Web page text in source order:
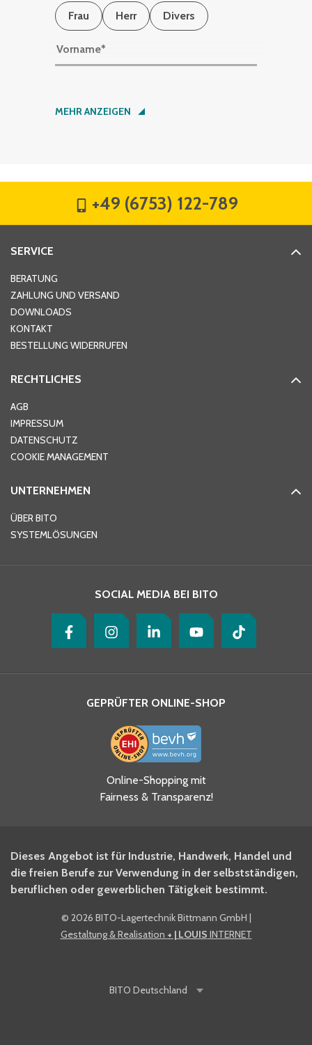
Frau
Herr Divers
Vorname*
Nachname*
Hausnummer
Ort*
Telefon
Ja, ich habe die
Datenschutzhinweise gelesen
und akzeptiere diese.
BITO Newsletter Fachwissen
Intralogistiker anmelden.
Ja, ich möchte mich für den
BITO Shop-Newsletter
MEHR ANZEIGEN
+49 (6753) 122-789
SERVICE
BERATUNG
ZAHLUNG UND VERSAND
DOWNLOADS
KONTAKT
BESTELLUNG WIDERRUFEN
RECHTLICHES
AGB
IMPRESSUM
DATENSCHUTZ
COOKIE MANAGEMENT
UNTERNEHMEN
ÜBER BITO
SYSTEMLÖSUNGEN
SOCIAL MEDIA BEI BITO
GEPRÜFTER ONLINE-SHOP
Online-Shopping mit
Fairness & Transparenz!
Dieses Angebot ist für Industrie, Handwerk, Handel und
die freien Berufe zur Verwendung in der selbstständigen,
beruflichen oder gewerblichen Tätigkeit bestimmt.
© 2026 BITO-Lagertechnik Bittmann GmbH |
Gestaltung & Realisation + | LOUIS INTERNET
BITO Deutschland